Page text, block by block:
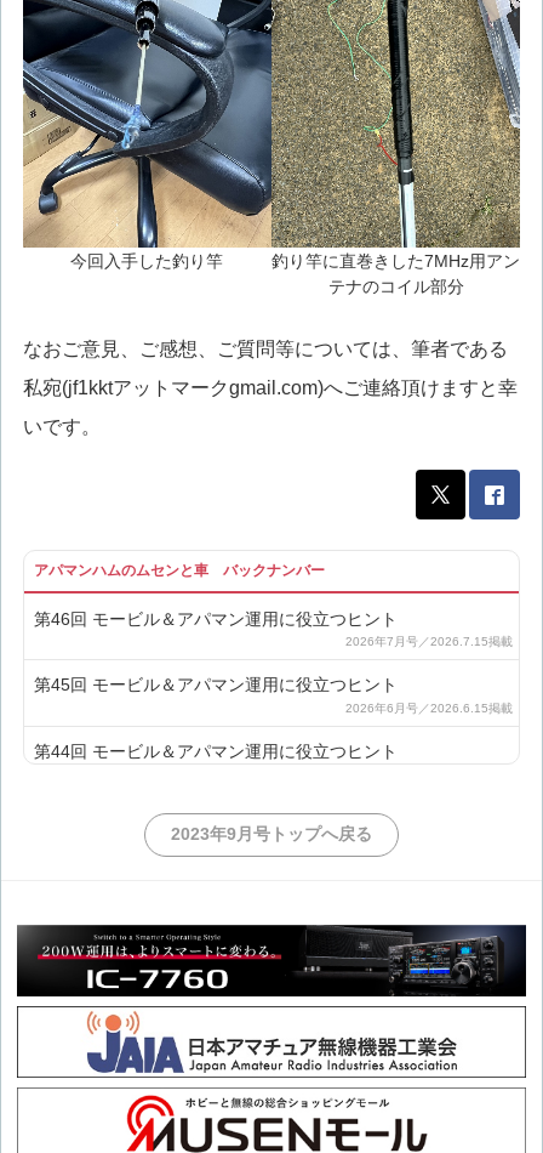
今回入手した釣り竿
釣り竿に直巻きした7MHz用アン
テナのコイル部分
なおご意見、ご感想、ご質問等については、筆者である
私宛(jf1kktアットマークgmail.com)へご連絡頂けますと幸
いです。
アパマンハムのムセンと車 バックナンバー
第46回 モービル＆アパマン運用に役立つヒント
第45回 モービル＆アパマン運用に役立つヒント
第44回 モービル＆アパマン運用に役立つヒント
第43回 モービル＆アパマン運用に役立つヒント
第41回 モービル＆アパマン運用に役立つヒント
第40回 モービル＆アパマン運用に役立つヒント
第39回 モービル＆アパマン運用に役立つヒント
2023年9月号トップへ戻る